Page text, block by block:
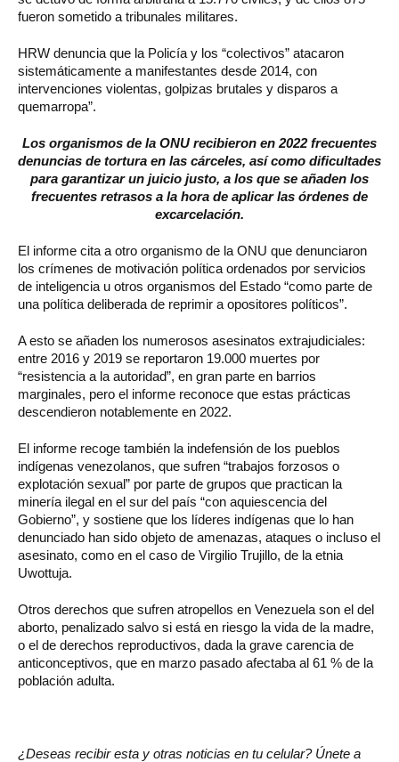
fueron sometido a tribunales militares.
HRW denuncia que la Policía y los “colectivos” atacaron
sistemáticamente a manifestantes desde 2014, con
intervenciones violentas, golpizas brutales y disparos a
quemarropa”.
Los organismos de la ONU recibieron en 2022 frecuentes
denuncias de tortura en las cárceles, así como dificultades
para garantizar un juicio justo, a los que se añaden los
frecuentes retrasos a la hora de aplicar las órdenes de
excarcelación.
El informe cita a otro organismo de la ONU que denunciaron
los crímenes de motivación política ordenados por servicios
de inteligencia u otros organismos del Estado “como parte de
una política deliberada de reprimir a opositores políticos”.
A esto se añaden los numerosos asesinatos extrajudiciales:
entre 2016 y 2019 se reportaron 19.000 muertes por
“resistencia a la autoridad”, en gran parte en barrios
marginales, pero el informe reconoce que estas prácticas
descendieron notablemente en 2022.
El informe recoge también la indefensión de los pueblos
indígenas venezolanos, que sufren “trabajos forzosos o
explotación sexual” por parte de grupos que practican la
minería ilegal en el sur del país “con aquiescencia del
Gobierno”, y sostiene que los líderes indígenas que lo han
denunciado han sido objeto de amenazas, ataques o incluso el
asesinato, como en el caso de Virgilio Trujillo, de la etnia
Uwottuja.
Otros derechos que sufren atropellos en Venezuela son el del
aborto, penalizado salvo si está en riesgo la vida de la madre,
o el de derechos reproductivos, dada la grave carencia de
anticonceptivos, que en marzo pasado afectaba al 61 % de la
población adulta.
¿Deseas recibir esta y otras noticias en tu celular? Únete a